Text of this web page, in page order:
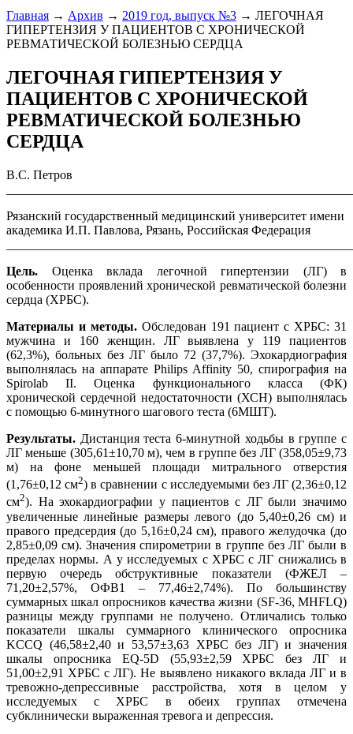
Главная → Архив → 2019 год, выпуск №3 → ЛЕГОЧНАЯ
ГИПЕРТЕНЗИЯ У ПАЦИЕНТОВ С ХРОНИЧЕСКОЙ
РЕВМАТИЧЕСКОЙ БОЛЕЗНЬЮ СЕРДЦА
ЛЕГОЧНАЯ ГИПЕРТЕНЗИЯ У
ПАЦИЕНТОВ С ХРОНИЧЕСКОЙ
РЕВМАТИЧЕСКОЙ БОЛЕЗНЬЮ
СЕРДЦА
В.С. Петров
Рязанский государственный медицинский университет имени
академика И.П. Павлова, Рязань, Российская Федерация
Цель. Оценка вклада легочной гипертензии (ЛГ) в
особенности проявлений хронической ревматической болезни
сердца (ХРБС).
Материалы и методы.Обследован 191 пациент с ХРБС: 31
мужчина и 160 женщин. ЛГ выявлена у 119 пациентов
(62,3%), больных без ЛГ было 72 (37,7%). Эхокардиография
выполнялась на аппарате Philips Affinity 50, спирография на
Spirolab II. Оценка функционального класса (ФК)
хронической сердечной недостаточности (ХСН) выполнялась
с помощью 6-минутного шагового теста (6МШТ).
Результаты. Дистанция теста 6-минутной ходьбы в группе с
ЛГ меньше (305,61±10,70 м), чем в группе без ЛГ (358,05±9,73
м) на фоне меньшей площади митрального отверстия
(1,76±0,12 см2) в сравнении с исследуемыми без ЛГ (2,36±0,12
см2). На эхокардиографии у пациентов с ЛГ были значимо
увеличенные линейные размеры левого (до 5,40±0,26 см) и
правого предсердия (до 5,16±0,24 см), правого желудочка (до
2,85±0,09 см). Значения спирометрии в группе без ЛГ были в
пределах нормы. А у исследуемых с ХРБС с ЛГ снижались в
первую очередь обструктивные показатели (ФЖЕЛ –
71,20±2,57%, ОФВ1 – 77,46±2,74%). По большинству
суммарных шкал опросников качества жизни (SF-36, MHFLQ)
разницы между группами не получено. Отличались только
показатели шкалы суммарного клинического опросника
KCCQ (46,58±2,40 и 53,57±3,63 ХРБС без ЛГ) и значения
шкалы опросника EQ-5D (55,93±2,59 ХРБС без ЛГ и
51,00±2,91 ХРБС с ЛГ). Не выявлено никакого вклада ЛГ и в
тревожно-депрессивные расстройства, хотя в целом у
исследуемых с ХРБС в обеих группах отмечена
субклинически выраженная тревога и депрессия.